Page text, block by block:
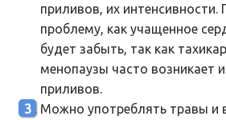
приливов, их интенсивности.
проблему, как учащенное
будет забыть, так как
менопаузы часто возникает
приливов.
Можно употреблять травы и